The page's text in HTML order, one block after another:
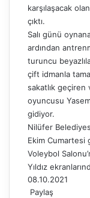
karşılaşacak
çıktı.
Salı günü
ardından
turuncu
çift idmanla
sakatlık geçiren
oyuncusu
gidiyor.
Nilüfer
Ekim Cumartesi
Voleybol
Yıldız
08.10.2021
Paylaş